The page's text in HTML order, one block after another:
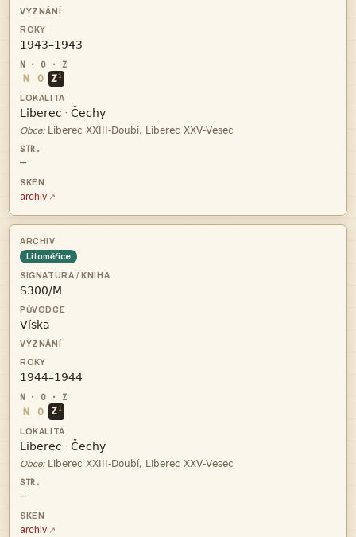

N O Z i
 · 
Obce: 
—
archiv
Litoměřice



N O Z i
 · 
Obce: 
—
archiv